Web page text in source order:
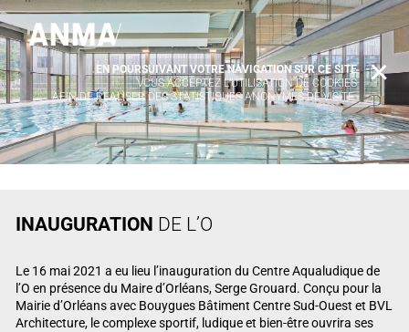
INAUGURATION DE L’O
Le 16 mai 2021 a eu lieu l’inauguration du Centre Aqualudique de
l’O en présence du Maire d’Orléans, Serge Grouard. Conçu pour la
Mairie d’Orléans avec Bouygues Bâtiment Centre Sud-Ouest et BVL
Architecture, le complexe sportif, ludique et bien-être ouvrira ses
EN POURSUIVANT VOTRE NAVIGATION SUR CE SITE
VOUS ACCEPTEZ L’UTILISATION DE COOKIES
AFIN DE RÉALISER DES STATISTIQUES ANONYMES DE VISITE.
X